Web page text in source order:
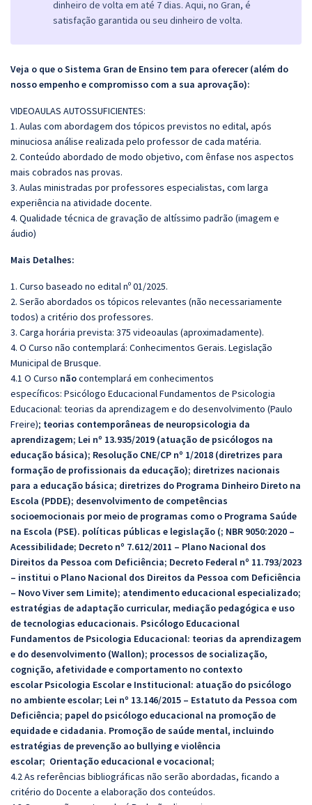
dinheiro de volta em até 7 dias. Aqui, no Gran, é
satisfação garantida ou seu dinheiro de volta.
Veja o que o Sistema Gran de Ensino tem para oferecer (além do
nosso empenho e compromisso com a sua aprovação):
VIDEOAULAS AUTOSSUFICIENTES:
1. Aulas com abordagem dos tópicos previstos no edital, após
minuciosa análise realizada pelo professor de cada matéria.
2. Conteúdo abordado de modo objetivo, com ênfase nos aspectos
mais cobrados nas provas.
3. Aulas ministradas por professores especialistas, com larga
experiência na atividade docente.
4. Qualidade técnica de gravação de altíssimo padrão (imagem e
áudio)
Mais Detalhes:
1. Curso baseado no edital nº 01/2025.
2. Serão abordados os tópicos relevantes (não necessariamente
todos) a critério dos professores.
3. Carga horária prevista: 375 videoaulas (aproximadamente).
4. O Curso não contemplará: Conhecimentos Gerais. Legislação
Municipal de Brusque.
4.1 O Curso nãocontemplará em conhecimentos
específicos: Psicólogo Educacional Fundamentos de Psicologia
Educacional: teorias da aprendizagem e do desenvolvimento (Paulo
Freire); teorias contemporâneas de neuropsicologia da
aprendizagem; Lei nº 13.935/2019 (atuação de psicólogos na
educação básica); Resolução CNE/CP nº 1/2018 (diretrizes para
formação de profissionais da educação); diretrizes nacionais
para a educação básica; diretrizes do Programa Dinheiro Direto na
Escola (PDDE); desenvolvimento de competências
socioemocionais por meio de programas como o Programa Saúde
na Escola (PSE). políticas públicas e legislação (; NBR 9050:2020 –
Acessibilidade; Decreto nº 7.612/2011 – Plano Nacional dos
Direitos da Pessoa com Deficiência; Decreto Federal nº 11.793/2023
– institui o Plano Nacional dos Direitos da Pessoa com Deficiência
– Novo Viver sem Limite); atendimento educacional especializado;
estratégias de adaptação curricular, mediação pedagógica e uso
de tecnologias educacionais. Psicólogo Educacional
Fundamentos de Psicologia Educacional: teorias da aprendizagem
e do desenvolvimento (Wallon); processos de socialização,
cognição, afetividade e comportamento no contexto
escolar Psicologia Escolar e Institucional: atuação do psicólogo
no ambiente escolar; Lei nº 13.146/2015 – Estatuto da Pessoa com
Deficiência; papel do psicólogo educacional na promoção de
equidade e cidadania. Promoção de saúde mental, incluindo
estratégias de prevenção ao bullying e violência
escolar; Orientação educacional e vocacional;
4.2 As referências bibliográficas não serão abordadas, ficando a
critério do Docente a elaboração dos conteúdos.